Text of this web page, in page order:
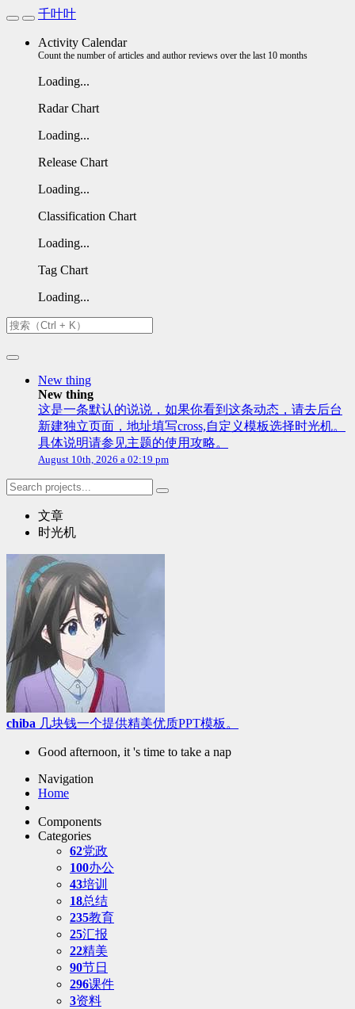
千叶叶
Activity Calendar
Count the number of articles and author reviews over the last 10 months
Loading...
Radar Chart
Loading...
Release Chart
Loading...
Classification Chart
Loading...
Tag Chart
Loading...
New thing
New thing
这是一条默认的说说，如果你看到这条动态，请去后台
新建独立页面，地址填写cross,自定义模板选择时光机。
具体说明请参见主题的使用攻略。
August 10th, 2026 a 02:19 pm
文章
时光机
chiba 几块钱一个提供精美优质PPT模板。
Good afternoon, it 's time to take a nap
Navigation
Home
Components
Categories
62党政
100办公
43培训
18总结
235教育
25汇报
22精美
90节日
296课件
3资料